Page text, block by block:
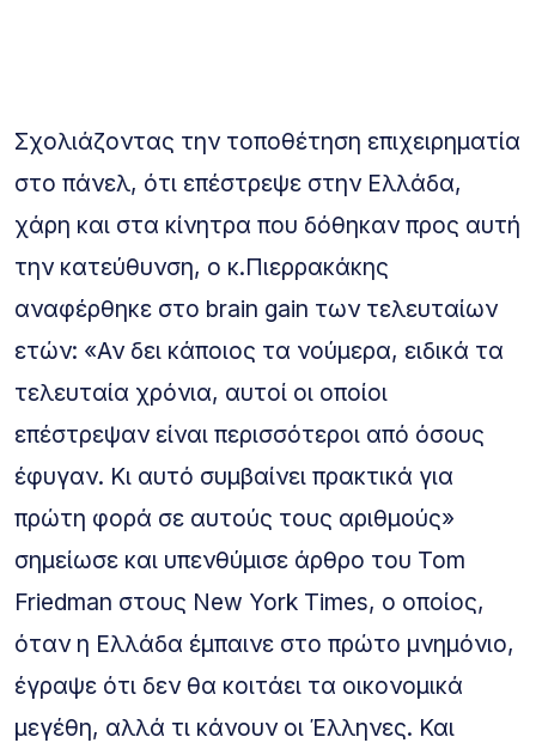
Σχολιάζοντας την τοποθέτηση επιχειρηματία
στο πάνελ, ότι επέστρεψε στην Ελλάδα,
χάρη και στα κίνητρα που δόθηκαν προς αυτή
την κατεύθυνση, ο κ.Πιερρακάκης
αναφέρθηκε στο brain gain των τελευταίων
ετών: «Αν δει κάποιος τα νούμερα, ειδικά τα
τελευταία χρόνια, αυτοί οι οποίοι
επέστρεψαν είναι περισσότεροι από όσους
έφυγαν. Κι αυτό συμβαίνει πρακτικά για
πρώτη φορά σε αυτούς τους αριθμούς»
σημείωσε και υπενθύμισε άρθρο του Tom
Friedman στους New York Times, ο οποίος,
όταν η Ελλάδα έμπαινε στο πρώτο μνημόνιο,
έγραψε ότι δεν θα κοιτάει τα οικονομικά
μεγέθη, αλλά τι κάνουν οι Έλληνες. Και